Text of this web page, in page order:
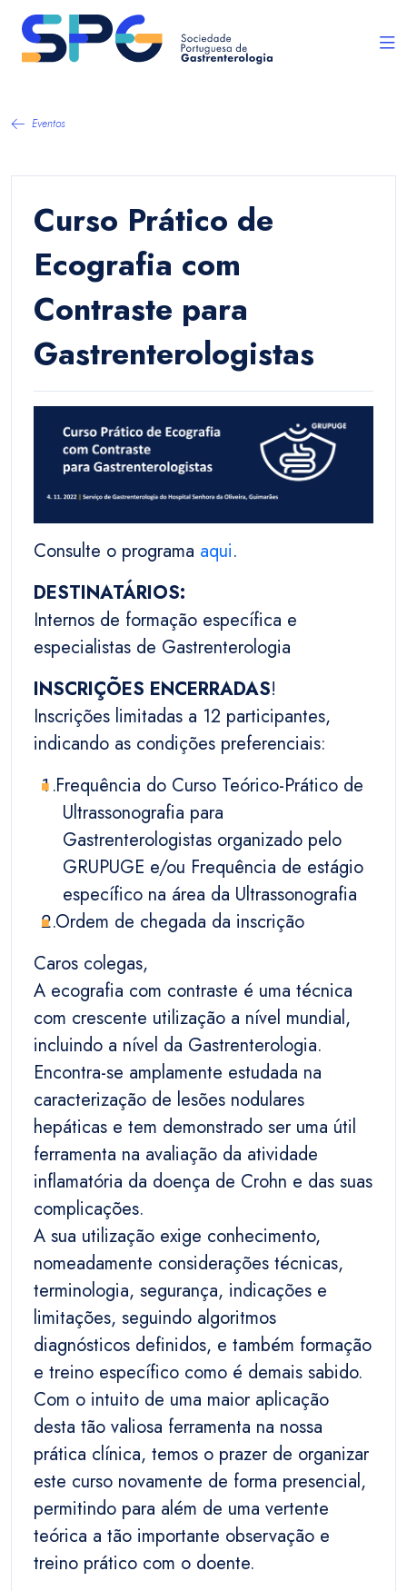
Eventos
Curso Prático de
Ecografia com
Contraste para
Gastrenterologistas
Consulte o programa aqui.
DESTINATÁRIOS:
Internos de formação específica e
especialistas de Gastrenterologia
INSCRIÇÕES ENCERRADAS!
Inscrições limitadas a 12 participantes,
indicando as condições preferenciais:
Frequência do Curso Teórico-Prático de
Ultrassonografia para
Gastrenterologistas organizado pelo
GRUPUGE e/ou Frequência de estágio
específico na área da Ultrassonografia
Ordem de chegada da inscrição
Caros colegas,
A ecografia com contraste é uma técnica
com crescente utilização a nível mundial,
incluindo a nível da Gastrenterologia.
Encontra-se amplamente estudada na
caracterização de lesões nodulares
hepáticas e tem demonstrado ser uma útil
ferramenta na avaliação da atividade
inflamatória da doença de Crohn e das suas
complicações.
A sua utilização exige conhecimento,
nomeadamente considerações técnicas,
terminologia, segurança, indicações e
limitações, seguindo algoritmos
diagnósticos definidos, e também formação
e treino específico como é demais sabido.
Com o intuito de uma maior aplicação
desta tão valiosa ferramenta na nossa
prática clínica, temos o prazer de organizar
este curso novamente de forma presencial,
permitindo para além de uma vertente
teórica a tão importante observação e
treino prático com o doente.